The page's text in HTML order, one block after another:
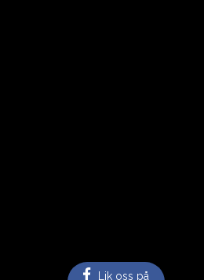
Lik oss på